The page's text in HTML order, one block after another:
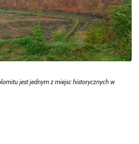
jest jednym z miejsc historycznych w